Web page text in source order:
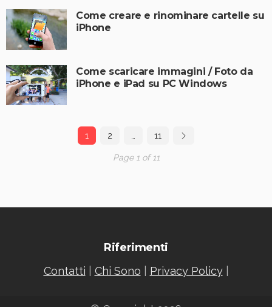
Come creare e rinominare cartelle su
iPhone
Come scaricare immagini / Foto da
iPhone e iPad su PC Windows
1 2 … 11
Page 1 of 11
Riferimenti
Contatti Chi Sono Privacy Policy|